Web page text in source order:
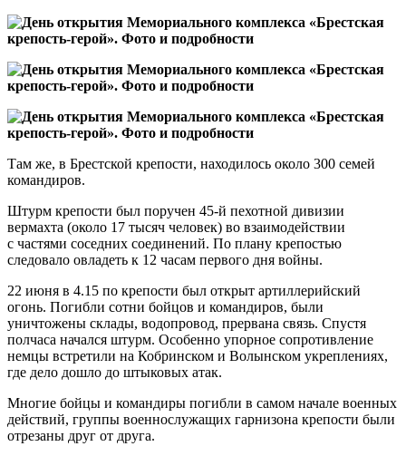
Там же, в Брестской крепости, находилось около 300 семей
командиров.
Штурм крепости был поручен 45-й пехотной дивизии
вермахта (около 17 тысяч человек) во взаимодействии
с частями соседних соединений. По плану крепостью
следовало овладеть к 12 часам первого дня войны.
22 июня в 4.15 по крепости был открыт артиллерийский
огонь. Погибли сотни бойцов и командиров, были
уничтожены склады, водопровод, прервана связь. Спустя
полчаса начался штурм. Особенно упорное сопротивление
немцы встретили на Кобринском и Волынском укреплениях,
где дело дошло до штыковых атак.
Многие бойцы и командиры погибли в самом начале военных
действий, группы военнослужащих гарнизона крепости были
отрезаны друг от друга.